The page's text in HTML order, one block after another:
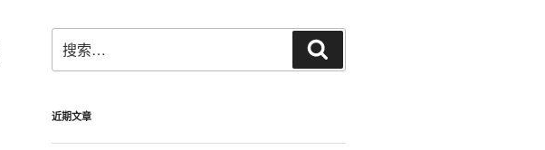
索：
索
近期文章